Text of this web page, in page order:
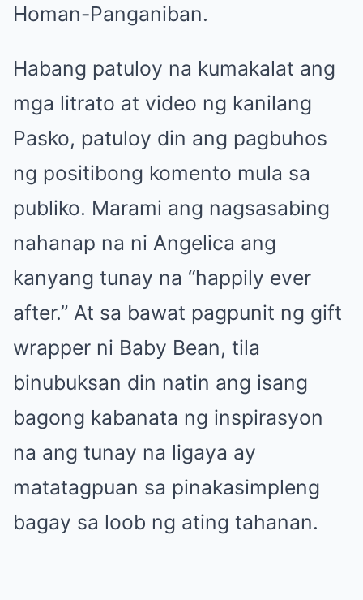
Homan-Panganiban.
Habang patuloy na kumakalat ang
mga litrato at video ng kanilang
Pasko, patuloy din ang pagbuhos
ng positibong komento mula sa
publiko. Marami ang nagsasabing
nahanap na ni Angelica ang
kanyang tunay na “happily ever
after.” At sa bawat pagpunit ng gift
wrapper ni Baby Bean, tila
binubuksan din natin ang isang
bagong kabanata ng inspirasyon
na ang tunay na ligaya ay
matatagpuan sa pinakasimpleng
bagay sa loob ng ating tahanan.